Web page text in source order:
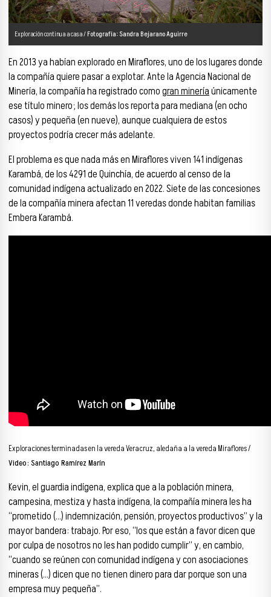
Exploración continua a casa /Fotografía: Sandra Bejarano Aguirre
En 2013 ya habían explorado en Miraflores, uno de los lugares donde
la compañía quiere pasar a explotar. Ante la Agencia Nacional de
Minería, la compañía ha registrado comogran mineríaúnicamente
ese título minero; los demás los reporta para mediana (en ocho
casos) y pequeña (en nueve), aunque cualquiera de estos
proyectos podría crecer más adelante.
El problema es que nada más en Miraflores viven 141 indígenas
Karambá, de los 4291 de Quinchía, de acuerdo al censo de la
comunidad indígena actualizado en 2022. Siete de las concesiones
de la compañía minera afectan 11 veredas donde habitan familias
Embera Karambá.
Exploraciones terminadas en la vereda Veracruz, aledaña a la vereda Miraflores /
Video: Santiago Ramírez Marín
Kevin, el guardia indígena, explica que a la población minera,
campesina, mestiza y hasta indígena, la compañía minera les ha
“prometido (…) indemnización, pensión, proyectos productivos” y la
mayor bandera: trabajo. Por eso, “los que están a favor dicen que
por culpa de nosotros no les han podido cumplir” y, en cambio,
“cuando se reúnen con comunidad indígena y con asociaciones
mineras (…) dicen que no tienen dinero para dar porque son una
empresa muy pequeña”.